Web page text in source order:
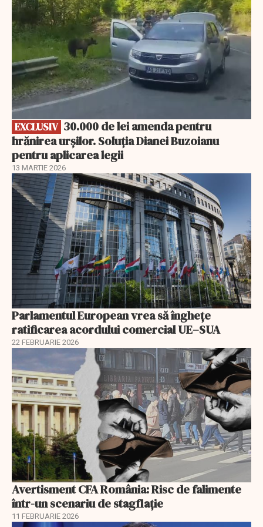
EXCLUSIV
hrănirea urșilor. Soluția Dianei Buzoianu
pentru aplicarea legii
13 MARTIE 2026
Parlamentul European vrea să înghețe
ratificarea acordului comercial UE–SUA
22 FEBRUARIE 2026
Avertisment CFA România: Risc de falimente
într-un scenariu de stagflație
11 FEBRUARIE 2026